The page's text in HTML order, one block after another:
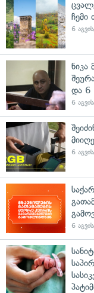
ჩემი
6
ნიკა
და 6
6
6
6